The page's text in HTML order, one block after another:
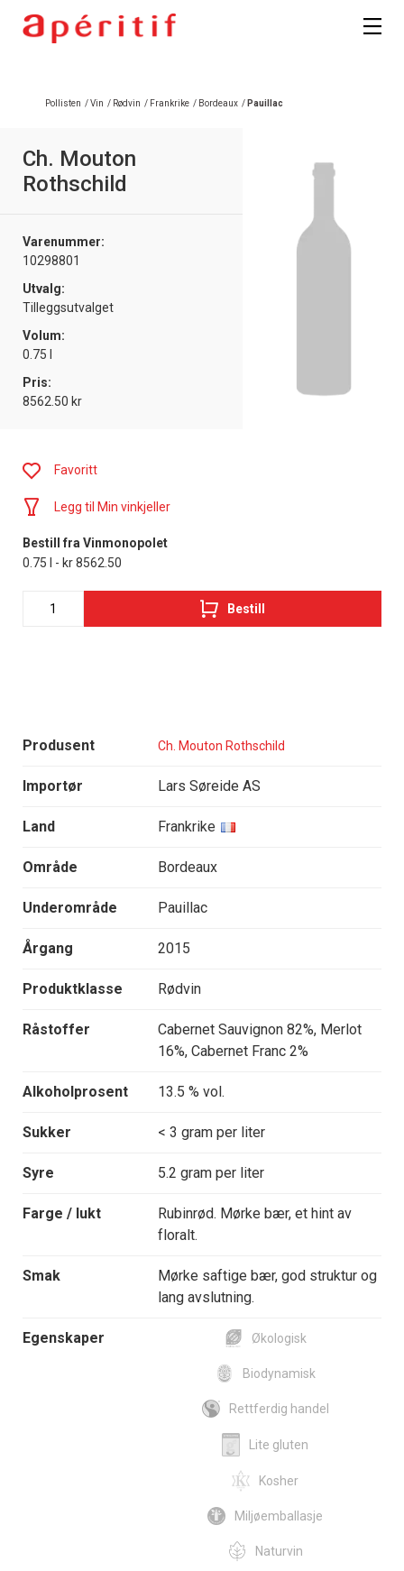
Pollisten /Vin / Rødvin / Frankrike / Bordeaux / Pauillac
Ch. Mouton
Rothschild
Varenummer:
10298801
Utvalg:
Tilleggsutvalget
Volum:
0.75 l
Pris:
8562.50 kr
Produsent Ch. Mouton Rothschild
Importør Lars Søreide AS
Land Frankrike
Område Bordeaux
Underområde Pauillac
Årgang 2015
Produktklasse Rødvin
Råstoffer
Cabernet Sauvignon 82%, Merlot
16%, Cabernet Franc 2%
Alkoholprosent 13.5 % vol.
Sukker < 3 gram per liter
Syre 5.2 gram per liter
Farge / lukt
Rubinrød. Mørke bær, et hint av
floralt.
Smak
Mørke saftige bær, god struktur og
lang avslutning.
Egenskaper Økologisk
Biodynamisk
Rettferdig handel
Lite gluten
Kosher
Miljøemballasje
Naturvin
Favoritt
Legg til Min vinkjeller
Bestill fra Vinmonopolet
0.75 l - kr 8562.50
Bestill